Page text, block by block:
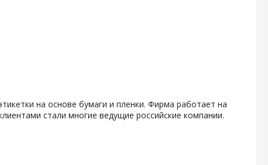
на основе бумаги и пленки. Фирма работает на
стали многие ведущие российские компании.